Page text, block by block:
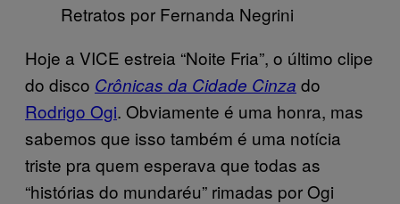
Retratos por Fernanda Negrini
Hoje a VICE estreia “Noite Fria”, o último clipe
do disco Crônicas da Cidade Cinza do
Rodrigo Ogi. Obviamente é uma honra, mas
sabemos que isso também é uma notícia
triste pra quem esperava que todas as
“histórias do mundaréu” rimadas por Ogi